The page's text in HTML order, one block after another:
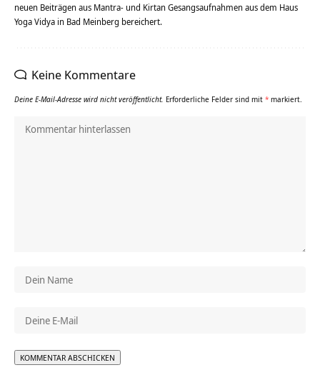
neuen Beiträgen aus Mantra- und Kirtan Gesangsaufnahmen aus dem Haus
Yoga Vidya in Bad Meinberg bereichert.
Keine Kommentare
Deine E-Mail-Adresse wird nicht veröffentlicht. Erforderliche Felder sind mit * markiert.